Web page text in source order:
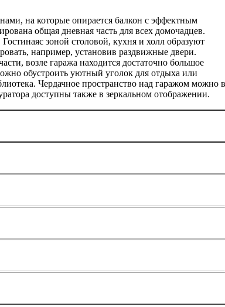
на которые опирается балкон с эффектным
общая дневная часть для всех домочадцев.
зоной столовой, кухня и холл образуют
например, установив раздвижные двери.
возле гаража находится достаточно большое
обустроить уютный уголок для отдыха или
Чердачное пространство над гаражом можно в
доступны также в зеркальном отображении.